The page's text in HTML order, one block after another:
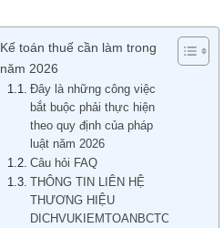
Kế toán thuế cần làm trong
năm 2026
Đây là những công việc
bắt buộc phải thực hiện
theo quy định của pháp
luật năm 2026
Câu hỏi FAQ
THÔNG TIN LIÊN HỆ
THƯƠNG HIỆU
DICHVUKIEMTOANBCTC.COM